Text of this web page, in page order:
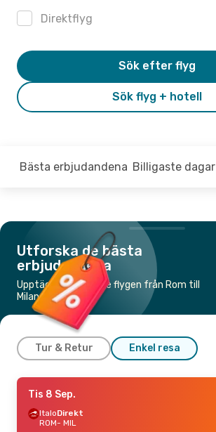
Direktflyg
Sök flyg + hotell
Sök efter flyg
Bästa erbjudandena Billigaste dagar
Utforska de bästa
erbjudandena
Upptäck de billigaste flygen från Rom till
Milano
Tur & Retur Enkel resa
Fre 18 Sep.
ItaloDirekt
ROM- MIL
Tis 8 Sep.
ItaloDirekt
ROM- MIL